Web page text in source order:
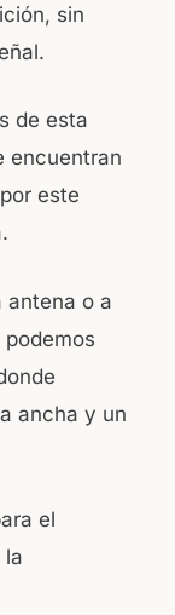
sin
de esta
encuentran
este
antena o a
ancha y un
el
la